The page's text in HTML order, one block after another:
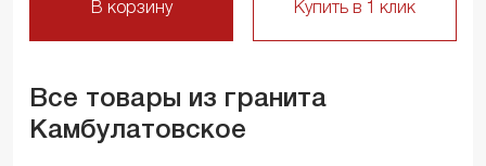
В корзину Купить в 1 клик
Все товары из гранита
Камбулатовское